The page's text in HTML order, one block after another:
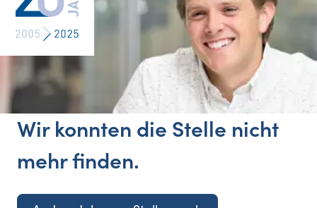
Wir konnten die Stelle nicht
mehr finden.